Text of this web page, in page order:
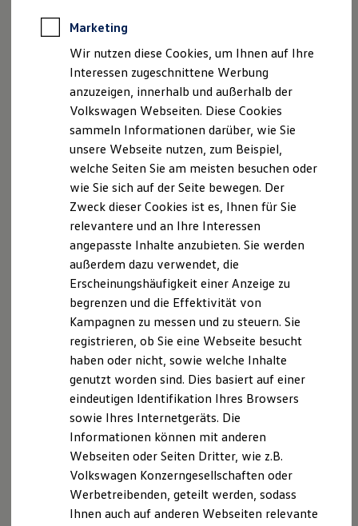
Software, Konnektivität & Apps
California App
VW Connect für Ihren ID. Buzz
VW Connect für Ihren Transporter/Caravelle
VW Connect für Ihren Amarok
VW Connect für andere Modelle
Connect Pro
Fleet Interface Data
Multistop Pathfinder
Übersicht Software Updates
Hilfreiches für Besitzer
Fahrerassistenz- und Sicherheitssysteme
Kontrollleuchten
Kurzfahrprofile und Ölverdünnung
XTL-Dieselkraftstoff
Ersatzteile und Betriebsflüssigkeiten
Original Zubehör und Lifestyle Produkte
myVolkswagen
myVolkswagen Business
Elektrisch & Autonom
Elektro - & Hybridfahrzeuge
Unser Ansatz
Klimafreundlicher Strom
Reichweite & Ladelösungen
Reichweitensimulator
Ladezeitensimulator
Ladelösungen für Privatkunden
Ladelösungen für Gewerbekunden
Wallbox und Ladekabel
Förderung & Kosten der Elektrofahrzeuge
Fördermöglichkeiten für Privatkunden
Fördermöglichkeiten für Gewerbekunden
Marketing
Wir nutzen diese Cookies, um Ihnen auf Ihre
Interessen zugeschnittene Werbung
anzuzeigen, innerhalb und außerhalb der
Volkswagen Webseiten. Diese Cookies
sammeln Informationen darüber, wie Sie
unsere Webseite nutzen, zum Beispiel,
welche Seiten Sie am meisten besuchen oder
wie Sie sich auf der Seite bewegen. Der
Zweck dieser Cookies ist es, Ihnen für Sie
relevantere und an Ihre Interessen
angepasste Inhalte anzubieten. Sie werden
außerdem dazu verwendet, die
Erscheinungshäufigkeit einer Anzeige zu
begrenzen und die Effektivität von
Kampagnen zu messen und zu steuern. Sie
registrieren, ob Sie eine Webseite besucht
haben oder nicht, sowie welche Inhalte
genutzt worden sind. Dies basiert auf einer
eindeutigen Identifikation Ihres Browsers
sowie Ihres Internetgeräts. Die
Informationen können mit anderen
Webseiten oder Seiten Dritter, wie z.B.
Volkswagen Konzerngesellschaften oder
Werbetreibenden, geteilt werden, sodass
Ihnen auch auf anderen Webseiten relevante